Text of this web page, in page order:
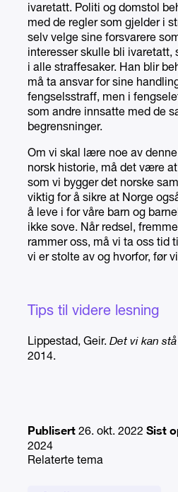
ivaretatt. Politi og domstol
med de regler som gjelder i
selv velge sine forsvarere
interesser skulle bli ivaretatt,
i alle straffesaker. Han blir
må ta ansvar for sine
fengselsstraff, men i
som andre innsatte med de
begrensninger.
Om vi skal lære noe av denne
norsk historie, må det være
som vi bygger det norske
viktig for å sikre at Norge
å leve i for våre barn og
ikke sove. Når redsel,
rammer oss, må vi ta oss tid
vi er stolte av og hvorfor, før
Tips til videre lesning
Lippestad, Geir. Det vi kan stå
2014.
Publisert 26. okt. 2022 Sist
2024
Relaterte tema